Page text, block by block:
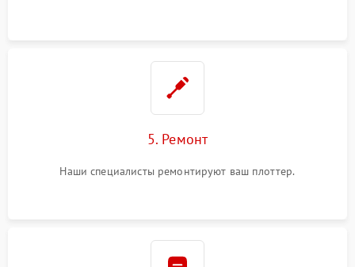
5. Ремонт
Наши специалисты ремонтируют ваш плоттер.